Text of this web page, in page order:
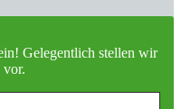
Gelegentlich stellen wir
vor.